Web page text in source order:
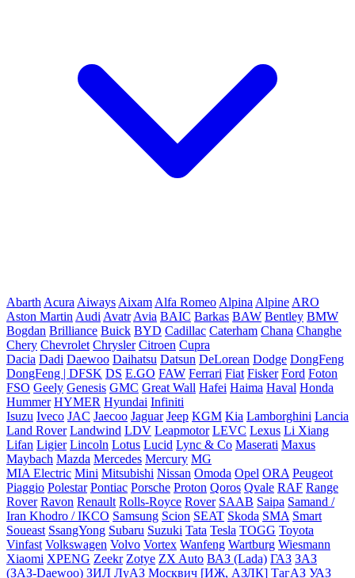
Abarth Acura Aiways Aixam Alfa Romeo Alpina Alpine ARO
Aston Martin Audi Avatr Avia BAIC Barkas BAW Bentley BMW
Bogdan Brilliance Buick BYD Cadillac Caterham Chana Changhe
Chery Chevrolet Chrysler Citroen Cupra
Dacia Dadi Daewoo Daihatsu Datsun DeLorean Dodge DongFeng
DongFeng | DFSK DS E.GO FAW Ferrari Fiat Fisker Ford Foton
FSO Geely Genesis GMC Great Wall Hafei Haima Haval Honda
Hummer HYMER Hyundai Infiniti
Isuzu Iveco JAC Jaecoo Jaguar Jeep KGM Kia Lamborghini Lancia
Land Rover Landwind LDV Leapmotor LEVC Lexus Li Xiang
Lifan Ligier Lincoln Lotus Lucid Lync & Co Maserati Maxus
Maybach Mazda Mercedes Mercury MG
MIA Electric Mini Mitsubishi Nissan Omoda Opel ORA Peugeot
Piaggio Polestar Pontiac Porsche Proton Qoros Qvale RAF Range
Rover Ravon Renault Rolls-Royce Rover SAAB Saipa Samand /
Iran Khodro / IKCO Samsung Scion SEAT Skoda SMA Smart
Soueast SsangYong Subaru Suzuki Tata Tesla TOGG Toyota
Vinfast Volkswagen Volvo Vortex Wanfeng Wartburg Wiesmann
Xiaomi XPENG Zeekr Zotye ZX Auto ВАЗ (Lada) ГАЗ ЗАЗ
(ЗАЗ-Daewoo) ЗИЛ ЛуАЗ Москвич [ИЖ, АЗЛК] ТагАЗ УАЗ